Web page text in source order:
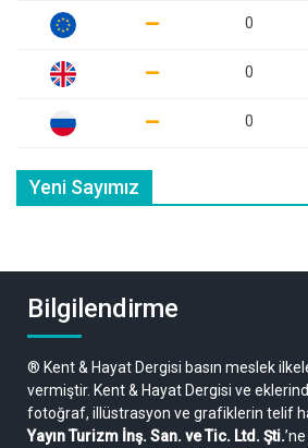
0
0
0
Yeni Sayımız
Bilgilendirme
® Kent & Hayat Dergisi basın meslek
vermiştir. Kent & Hayat Dergisi ve
fotoğraf, illüstrasyon ve grafiklerin telif
Yayın Turizm İnş. San. ve Tic. Ltd. Şti.